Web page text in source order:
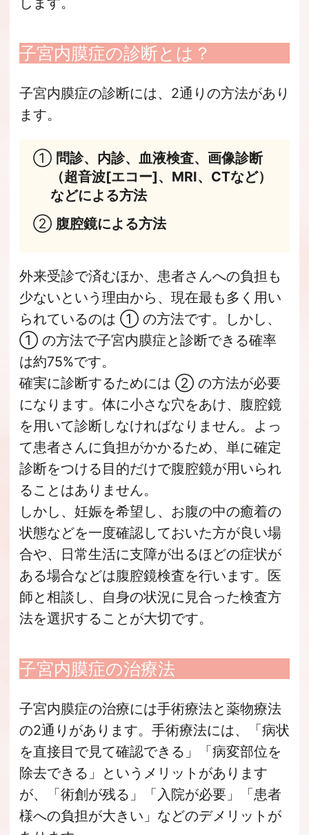
子宮内膜症の診断とは？
子宮内膜症の診断には、2通りの方法があり
ます。
① 問診、内診、血液検査、画像診断
（超音波[エコー]、MRI、CTなど）
などによる方法
② 腹腔鏡による方法
外来受診で済むほか、患者さんへの負担も
少ないという理由から、現在最も多く用い
られているのは ① の方法です。しかし、
① の方法で子宮内膜症と診断できる確率
は約75%です。
確実に診断するためには ② の方法が必要
になります。体に小さな穴をあけ、腹腔鏡
を用いて診断しなければなりません。よっ
て患者さんに負担がかかるため、単に確定
診断をつける目的だけで腹腔鏡が用いられ
ることはありません。
しかし、妊娠を希望し、お腹の中の癒着の
状態などを一度確認しておいた方が良い場
合や、日常生活に支障が出るほどの症状が
ある場合などは腹腔鏡検査を行います。医
師と相談し、自身の状況に見合った検査方
法を選択することが大切です。
子宮内膜症の治療法
子宮内膜症の治療には手術療法と薬物療法
の2通りがあります。手術療法には、「病状
を直接目で見て確認できる」「病変部位を
除去できる」というメリットがあります
が、「術創が残る」「入院が必要」「患者
様への負担が大きい」などのデメリットが